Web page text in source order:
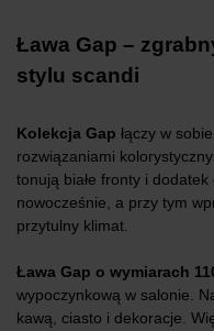
Ława Gap –
stylu scandi
Kolekcja Gap łączy w
rozwiązaniami
tonują białe fronty i
nowocześnie, a przy tym
przytulny klimat.
Ława Gap o wymiarach
wypoczynkową w salonie.
kawą, ciasto i dekoracje.